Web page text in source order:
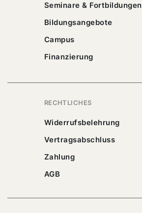
Seminare & Fortbildungen
Bildungsangebote
Campus
Finanzierung
RECHTLICHES
Widerrufsbelehrung
Vertragsabschluss
Zahlung
AGB